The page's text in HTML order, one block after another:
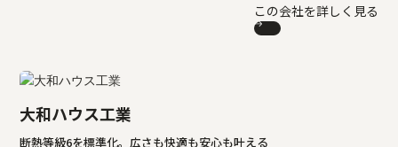
この会社を詳しく見る
大和ハウス工業
断熱等級6を標準化。広さも快適も安心も叶える